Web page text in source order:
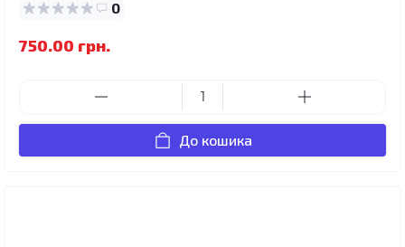
0
750.00 грн.
До кошика